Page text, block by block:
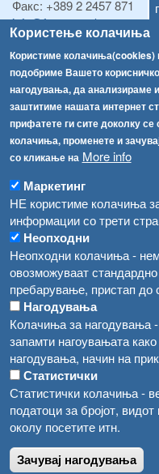
Користење колачиња
Користиме колачиња(cookies)
подобриме Вашето
нагодувања, да анализираме
заштитиме нашата интернет
прифатете ги сите доколку се
колачиња, променете и
со кликање на More info
Маркетинг
НЕ користиме колачиња
информации со трети
Неопходни
Неопходни колачиња -
овозможуваат
пребарување, пристап до
Нагодувања
Колачиња за нагодувања
запамти нагоувањата
нагодувања, начин на
Статистички
Статистички колачиња -
податоци за бројот,
околу посетите итн.
Зачувај нагодувања
Факс: +389 2 2457 871
info@fva.gov.mk
[АХВ-претходна страна]
Соопштенија
Република Бугарија ги засили официјалните контроли при увоз на свежо овошје и зеленчук
Високите температури ризик од труење со храна, опасни се и за животните
Водата во Гостивар може да се користи како техничка, продолжува испораката на флаширана вода
Во Гостивар спроведени 70 вонредни контроли
Забраната за водата во Гостивар останува на сила, операторите да користат само технички безбедна вода
Архива
Регистри
Обрасци
Огласи